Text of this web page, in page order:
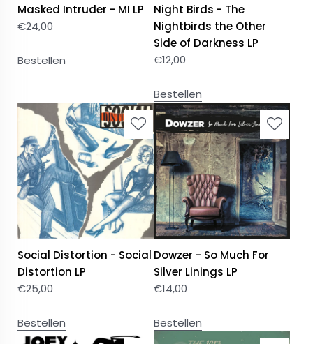
Masked Intruder - MI LP
€24,00
Bestellen
Night Birds - The
Nightbirds the Other
Side of Darkness LP
€12,00
Bestellen
Social Distortion - Social
Distortion LP
€25,00
Bestellen
Dowzer - So Much For
Silver Linings LP
€14,00
Bestellen